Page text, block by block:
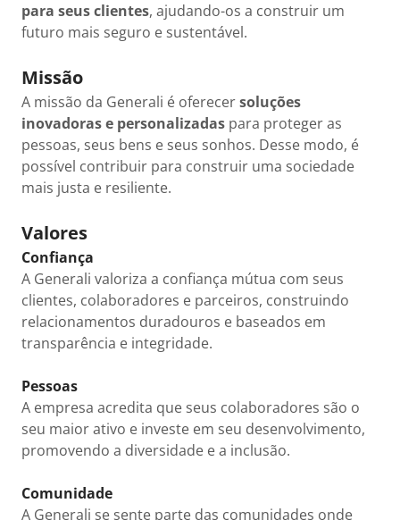
para seus clientes, ajudando-os a construir um
futuro mais seguro e sustentável.
Missão
A missão da Generali é oferecersoluções
inovadoras e personalizadas para proteger as
pessoas, seus bens e seus sonhos. Desse modo, é
possível contribuir para construir uma sociedade
mais justa e resiliente.
Valores
Confiança
A Generali valoriza a confiança mútua com seus
clientes, colaboradores e parceiros, construindo
relacionamentos duradouros e baseados em
transparência e integridade.
Pessoas
A empresa acredita que seus colaboradores são o
seu maior ativo e investe em seu desenvolvimento,
promovendo a diversidade e a inclusão.
Comunidade
A Generali se sente parte das comunidades onde